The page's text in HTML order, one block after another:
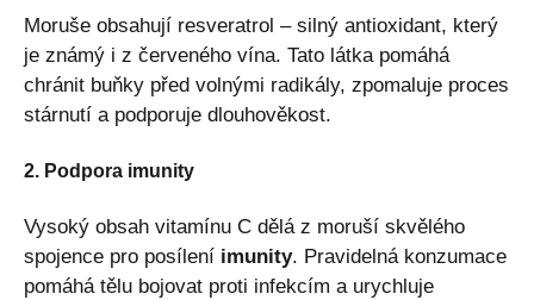
Moruše obsahují resveratrol – silný antioxidant, který
je známý i z červeného vína. Tato látka pomáhá
chránit buňky před volnými radikály, zpomaluje proces
stárnutí a podporuje dlouhověkost.
2. Podpora imunity
Vysoký obsah vitamínu C dělá z moruší skvělého
spojence pro posílení imunity. Pravidelná konzumace
pomáhá tělu bojovat proti infekcím a urychluje